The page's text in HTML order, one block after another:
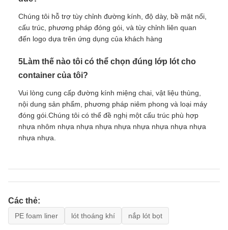
Chúng tôi hỗ trợ tùy chỉnh đường kính, độ dày, bề mặt nổi,
cấu trúc, phương pháp đóng gói, và tùy chỉnh liên quan
đến logo dựa trên ứng dụng của khách hàng
5Làm thế nào tôi có thể chọn đúng lớp lót cho
container của tôi?
Vui lòng cung cấp đường kính miệng chai, vật liệu thùng,
nội dung sản phẩm, phương pháp niêm phong và loại máy
đóng gói.Chúng tôi có thể đề nghị một cấu trúc phù hợp
nhựa nhôm nhựa nhựa nhựa nhựa nhựa nhựa nhựa nhựa
nhựa nhựa.
Các thẻ:
PE foam liner lót thoáng khí nắp lót bọt